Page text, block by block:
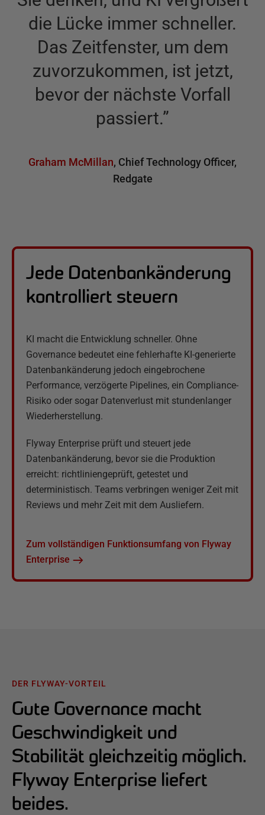
die Lücke immer schneller.
Das Zeitfenster, um dem
zuvorzukommen, ist jetzt,
bevor der nächste Vorfall
passiert.”
Graham McMillan, Chief Technology Officer,
Redgate
Jede Datenbankänderung
kontrolliert steuern
KI macht die Entwicklung schneller. Ohne
Governance bedeutet eine fehlerhafte KI-generierte
Datenbankänderung jedoch eingebrochene
Performance, verzögerte Pipelines, ein Compliance-
Risiko oder sogar Datenverlust mit stundenlanger
Wiederherstellung.
Flyway Enterprise prüft und steuert jede
Datenbankänderung, bevor sie die Produktion
erreicht: richtliniengeprüft, getestet und
deterministisch. Teams verbringen weniger Zeit mit
Reviews und mehr Zeit mit dem Ausliefern.
Zum vollständigen Funktionsumfang von Flyway
Enterprise
DER FLYWAY-VORTEIL
Gute Governance macht
Geschwindigkeit und
Stabilität gleichzeitig möglich.
Flyway Enterprise liefert
beides.